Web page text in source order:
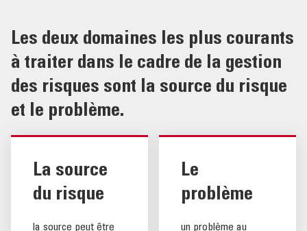
Les deux domaines les plus courants
à traiter dans le cadre de la gestion
des risques sont la source du risque
et le problème.
La source
du risque
la source peut être
Le
problème
un problème au